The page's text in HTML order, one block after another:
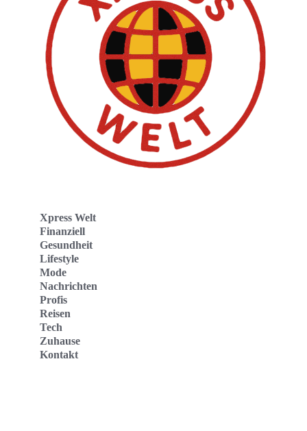
Xpress Welt
Finanziell
Gesundheit
Lifestyle
Mode
Nachrichten
Profis
Reisen
Tech
Zuhause
Kontakt